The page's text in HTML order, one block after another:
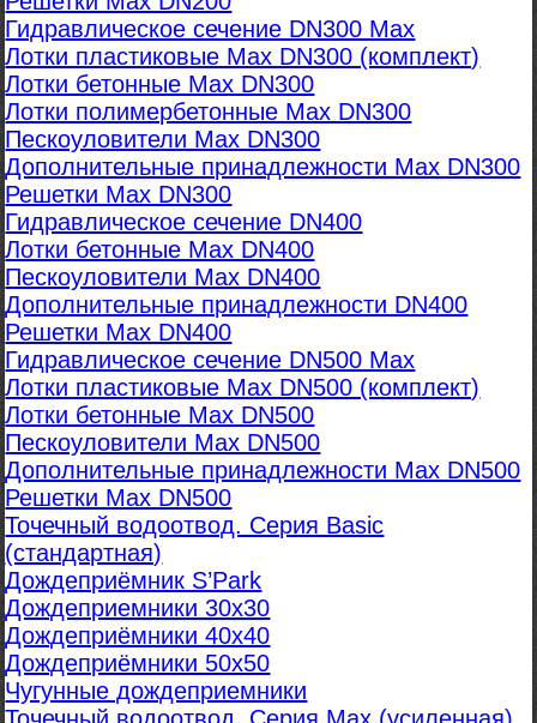
Гидравлическое сечение DN300 Max
Лотки пластиковые Max DN300 (комплект)
Лотки бетонные Max DN300
Лотки полимербетонные Max DN300
Пескоуловители Max DN300
Дополнительные принадлежности Max DN300
Решетки Max DN300
Гидравлическое сечение DN400
Лотки бетонные Max DN400
Пескоуловители Max DN400
Дополнительные принадлежности DN400
Решетки Max DN400
Гидравлическое сечение DN500 Max
Лотки пластиковые Max DN500 (комплект)
Лотки бетонные Max DN500
Пескоуловители Max DN500
Дополнительные принадлежности Max DN500
Решетки Max DN500
Точечный водоотвод. Серия Basic
(стандартная)
Дождеприёмник S’Park
Дождеприемники 30х30
Дождеприёмники 40х40
Дождеприёмники 50х50
Чугунные дождеприемники